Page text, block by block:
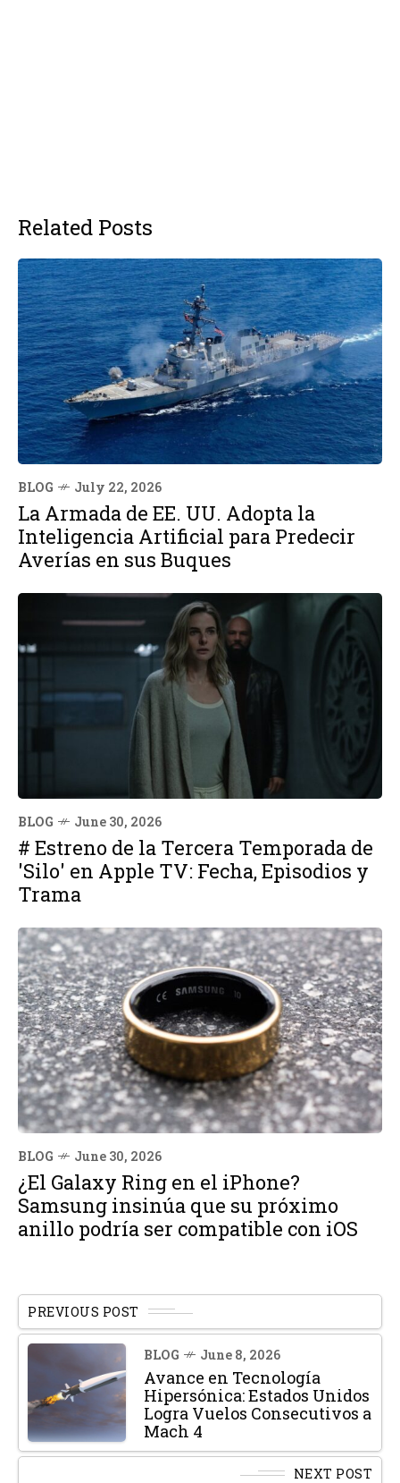
Related Posts
BLOG July 22, 2026
La Armada de EE. UU. Adopta la
Inteligencia Artificial para Predecir
Averías en sus Buques
BLOG June 30, 2026
# Estreno de la Tercera Temporada de
'Silo' en Apple TV: Fecha, Episodios y
Trama
BLOG June 30, 2026
¿El Galaxy Ring en el iPhone?
Samsung insinúa que su próximo
anillo podría ser compatible con iOS
PREVIOUS POST
BLOG June 8, 2026
Avance en Tecnología
Hipersónica: Estados Unidos
Logra Vuelos Consecutivos a
Mach 4
NEXT POST